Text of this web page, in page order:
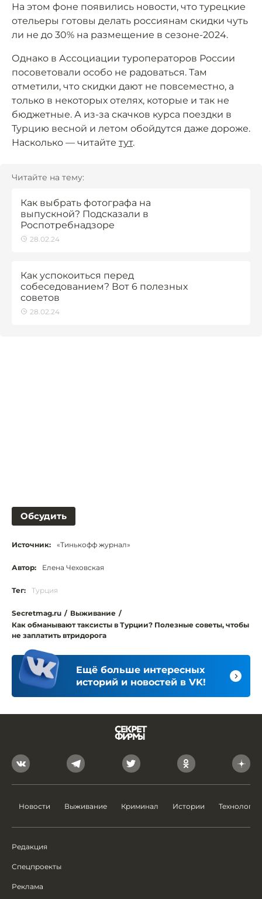
На этом фоне появились новости, что турецкие
отельеры готовы делать россиянам скидки чуть
ли не до 30% на размещение в сезоне-2024.
Однако в Ассоциации туроператоров России
посоветовали особо не радоваться. Там
отметили, что скидки дают не повсеместно, а
только в некоторых отелях, которые и так не
бюджетные. А из-за скачков курса поездки в
Турцию весной и летом обойдутся даже дороже.
Насколько — читайте тут.
Читайте на тему:
Как выбрать фотографа на
выпускной? Подсказали в
Роспотребнадзоре
28.02.24
Как успокоиться перед
собеседованием? Вот 6 полезных
советов
28.02.24
Обсудить
Источник: «Тинькофф журнал»
Автор: Елена Чеховская
Тег: Турция
Secretmag.ru / Выживание /
Как обманывают таксисты в Турции? Полезные советы, чтобы
не заплатить втридорога
Ещё больше интересных
историй и новостей в VK!
Новости Выживание Криминал Истории Технологии
Редакция
Спецпроекты
Реклама